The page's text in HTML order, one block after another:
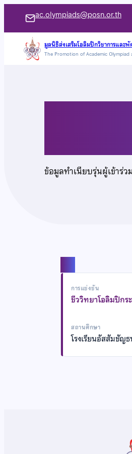
เนื้อหา
ac.olympiads@posn.or.th
มูลนิธิส่งเสริมโอลิมปิกวิชาการและ
The Promotion of Academic
ข้อมูลทำเนียบรุ่นผู้เข้าร่
การแข่งขัน
ชีววิทยาโอลิมปิกร
สถานศึกษา
โรงเรียนอัสสัมชัญ